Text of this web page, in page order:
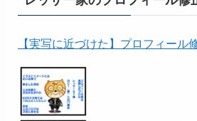
【実写に近づけた】プロフィール